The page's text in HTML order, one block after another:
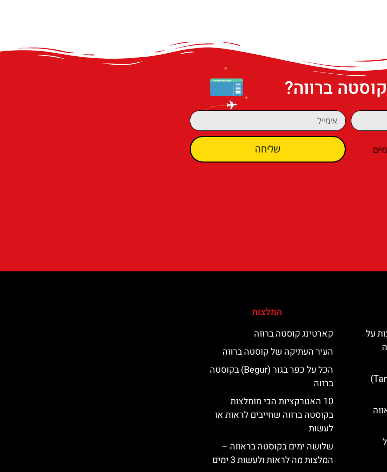
ברווה?
שליחה
על
מלונות מומלצים בטמריו (Tamariu)
המלצות
קארטינג קוסטה ברווה
העיר העתיקה של קוסטה ברווה
הכל על כפר בגור (Begur) בקוסטה
ברווה
10 האטרקציות הכי מומלצות
בקוסטה ברווה שחייבים לראות או
לעשות
שלושה ימים בקוסטה בראווה –
המלצות מה לראות ולעשות 3 ימים